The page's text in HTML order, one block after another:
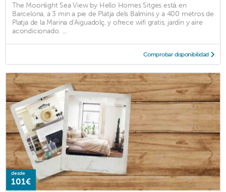
The Moonlight Sea View by Hello Homes Sitges está en
Barcelona, a 3 min a pie de Platja dels Balmins y a 400 metros de
Platja de la Marina d'Aiguadolç, y ofrece wifi gratis, jardín y aire
acondicionado. ...
Comprobar disponibilidad
desde
101€